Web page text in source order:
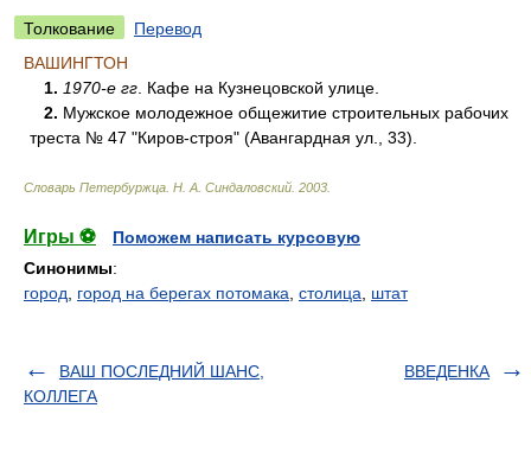
Толкование
Перевод
ВАШИНГТОН
1. 1970-е гг . Кафе на Кузнецовской улице.
2. Мужское молодежное общежитие строительных рабочих
треста № 47 "Киров-строя" (Авангардная ул., 33).
Словарь Петербуржца Н. А. Синдаловский 2003
Игры ⚽
Поможем написать курсовую
Синонимы:
город
город на берегах потомака столица штат
ВАШ ПОСЛЕДНИЙ ШАНС,
КОЛЛЕГА
ВВЕДЕНКА